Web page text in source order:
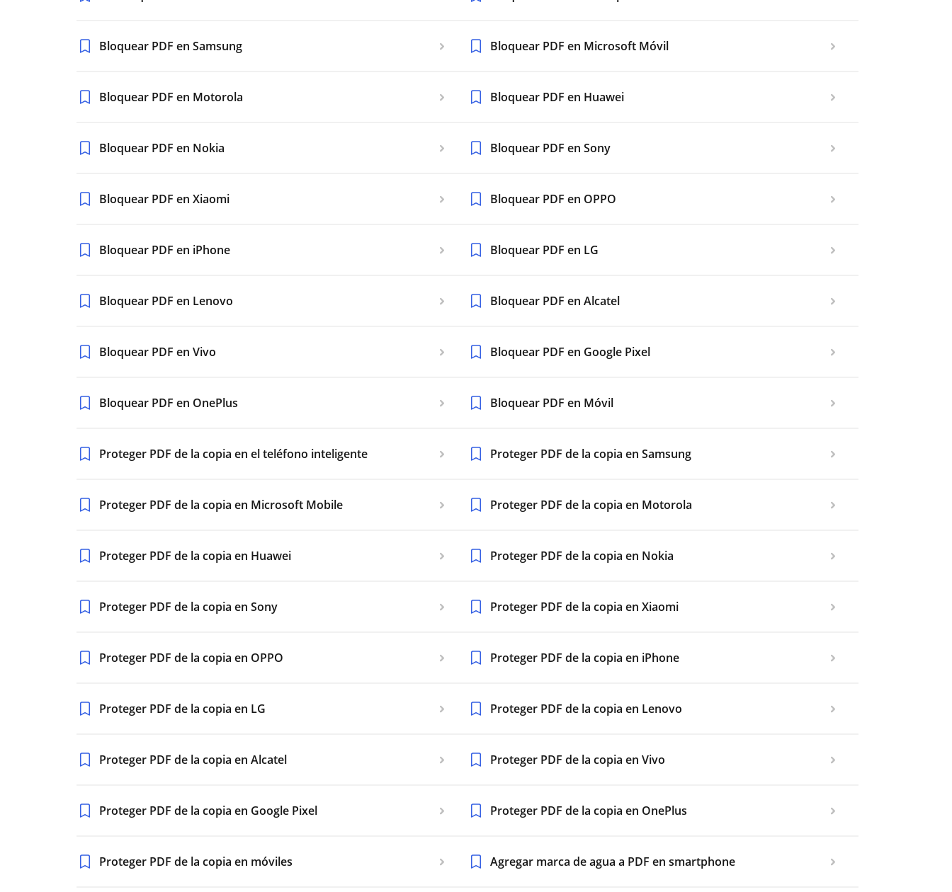
Bloquear PDF en Samsung Bloquear PDF en Microsoft Móvil
Bloquear PDF en Motorola Bloquear PDF en Huawei
Bloquear PDF en Nokia Bloquear PDF en Sony
Bloquear PDF en Xiaomi Bloquear PDF en OPPO
Bloquear PDF en iPhone Bloquear PDF en LG
Bloquear PDF en Lenovo Bloquear PDF en Alcatel
Bloquear PDF en Vivo Bloquear PDF en Google Pixel
Bloquear PDF en OnePlus Bloquear PDF en Móvil
Proteger PDF de la copia en el teléfono inteligente Proteger PDF de la copia en Samsung
Proteger PDF de la copia en Microsoft Mobile Proteger PDF de la copia en Motorola
Proteger PDF de la copia en Huawei Proteger PDF de la copia en Nokia
Proteger PDF de la copia en Sony Proteger PDF de la copia en Xiaomi
Proteger PDF de la copia en OPPO Proteger PDF de la copia en iPhone
Proteger PDF de la copia en LG Proteger PDF de la copia en Lenovo
Proteger PDF de la copia en Alcatel Proteger PDF de la copia en Vivo
Proteger PDF de la copia en Google Pixel Proteger PDF de la copia en OnePlus
Proteger PDF de la copia en móviles Agregar marca de agua a PDF en smartphone